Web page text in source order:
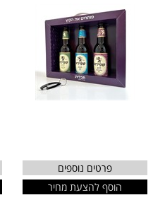
פרטים נוספים
הוסף להצעת מחיר